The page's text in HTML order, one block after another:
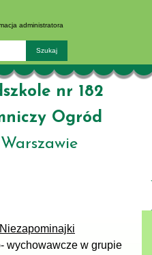
administratora
nr 182
Ogród
wychowawcze w grupie